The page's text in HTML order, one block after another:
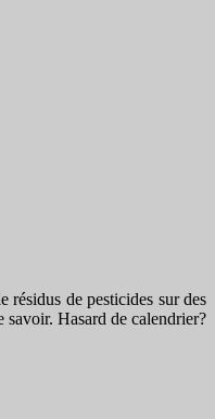
résidus de pesticides sur des
Hasard de calendrier?